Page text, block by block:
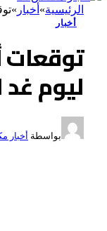
الرئيسية» أخبار »
أخبار
ليوم غد
بواسطة أخبار